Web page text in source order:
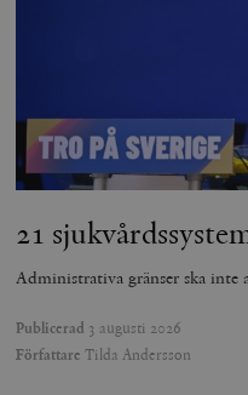
21
Administrativa gränser ska inte
Publicerad 3 augusti 2026
Författare Tilda Andersson